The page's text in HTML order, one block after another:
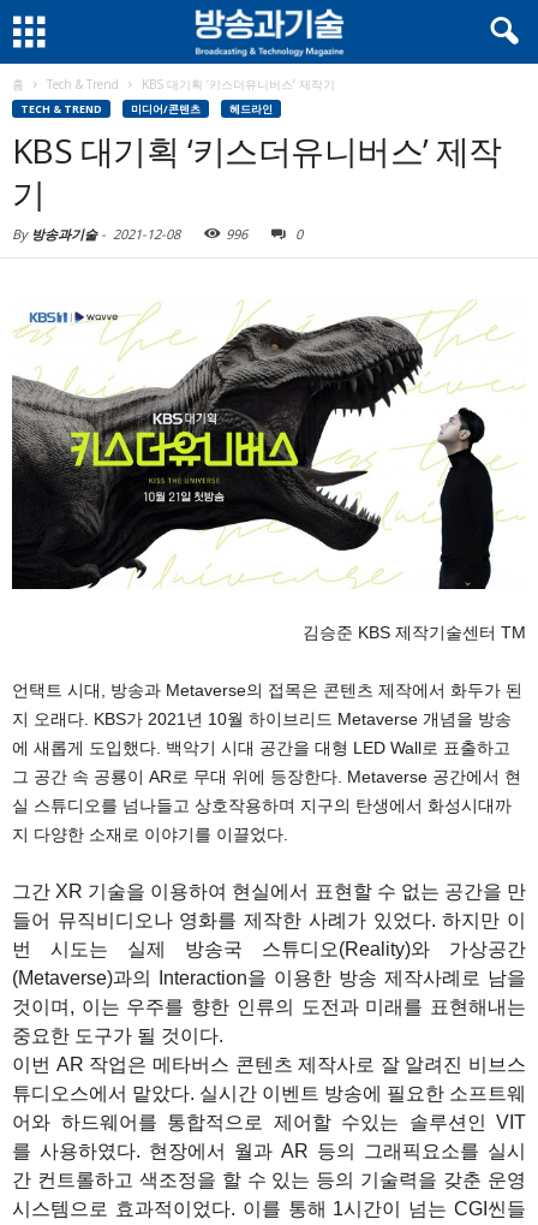
홈 Tech & Trend KBS 대기획 ‘키스더유니버스’ 제작기
TECH & TREND 미디어/콘텐츠 헤드라인
KBS 대기획 ‘키스더유니버스’ 제작
기
By 방송과기술- 2021-12-08 996 0
김승준 KBS 제작기술센터 TM
언택트 시대, 방송과 Metaverse의 접목은 콘텐츠 제작에서 화두가 된
지 오래다. KBS가 2021년 10월 하이브리드 Metaverse 개념을 방송
에 새롭게 도입했다. 백악기 시대 공간을 대형 LED Wall로 표출하고
그 공간 속 공룡이 AR로 무대 위에 등장한다. Metaverse 공간에서 현
실 스튜디오를 넘나들고 상호작용하며 지구의 탄생에서 화성시대까
지 다양한 소재로 이야기를 이끌었다.
그간 XR 기술을 이용하여 현실에서 표현할 수 없는 공간을 만
들어 뮤직비디오나 영화를 제작한 사례가 있었다. 하지만 이
번 시도는 실제 방송국 스튜디오(Reality)와 가상공간
(Metaverse)과의 Interaction을 이용한 방송 제작사례로 남을
것이며, 이는 우주를 향한 인류의 도전과 미래를 표현해내는
중요한 도구가 될 것이다.
이번 AR 작업은 메타버스 콘텐츠 제작사로 잘 알려진 비브스
튜디오스에서 맡았다. 실시간 이벤트 방송에 필요한 소프트웨
어와 하드웨어를 통합적으로 제어할 수있는 솔루션인 VIT
를 사용하였다. 현장에서 월과 AR 등의 그래픽요소를 실시
간 컨트롤하고 색조정을 할 수 있는 등의 기술력을 갖춘 운영
시스템으로 효과적이었다. 이를 통해 1시간이 넘는 CGI씬들